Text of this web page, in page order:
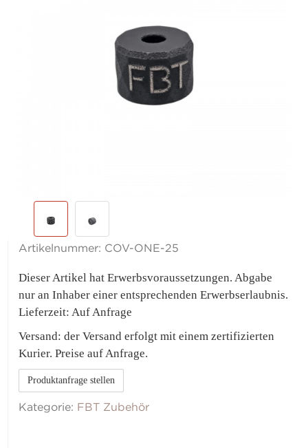
Artikelnummer: COV-ONE-25
Dieser Artikel hat Erwerbsvoraussetzungen. Abgabe
nur an Inhaber einer entsprechenden Erwerbserlaubnis.
Lieferzeit: Auf Anfrage
Versand: der Versand erfolgt mit einem zertifizierten
Kurier. Preise auf Anfrage.
Produktanfrage stellen
Kategorie: FBT Zubehör